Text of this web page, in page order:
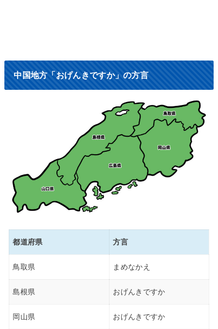
中国地方「おげんきですか」の方言
都道府県 方言
鳥取県 まめなかえ
島根県 おげんきですか
岡山県 おげんきですか